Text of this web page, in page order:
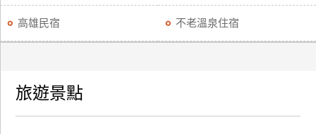
高雄民宿 不老溫泉住宿
旅遊景點